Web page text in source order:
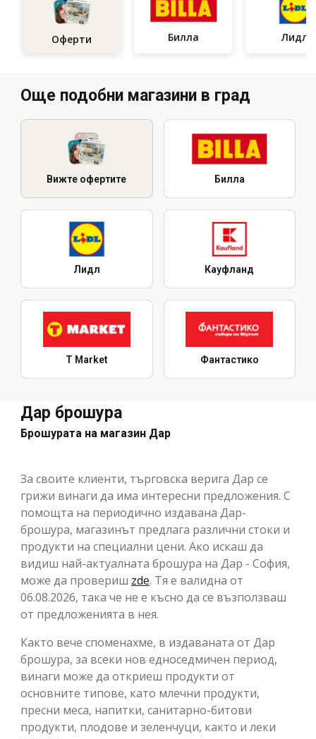
Оферти Билла Лидл
Още подобни магазини в град
Вижте офертите Билла
Лидл Кауфланд
T Market Фантастико
Дар брошура
Брошурата на магазин Дар
За своите клиенти, търговска верига Дар се
грижи винаги да има интересни предложения. С
помощта на периодично издавана Дар-
брошура, магазинът предлага различни стоки и
продукти на специални цени. Ако искаш да
видиш най-актуалната брошура на Дар - София,
може да провериш zde. Тя е валидна от
06.08.2026, така че не е късно да се възползваш
от предложенията в нея.
Както вече споменахме, в издаваната от Дар
брошура, за всеки нов едноседмичен период,
винаги може да откриеш продукти от
основните типове, като млечни продукти,
пресни меса, напитки, санитарно-битови
продукти, плодове и зеленчуци, както и леки